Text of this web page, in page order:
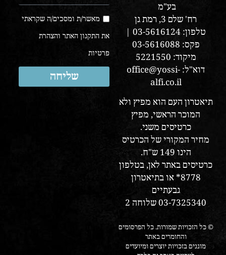
בע"מ
רח' שלם 3, רמת גן
טלפון: 03-5616124 |
פקס: 03-5616088
מיקוד: 5221550
דוא"ל: office@yossi-
alfi.co.il
תיאטרון העם הוא מפיץ ולא
המוכר הראשי, מפיץ
כרטיסים משני.
מחיר המקורי של הכרטיס
הינו 149 ש"ח.
כרטיסים באתר לאן, בטלפון
8778* או בתיאטרון
גבעתיים
03-7325340 שלוחה 2
© כל הזכויות שמורות. כל הפרסומים
והחומרים באתר
מוגנים בזכויות יוצרים ומיועדים
מאשר/ת ומסכים/ה שקראתי
את התקנון האתר והצהרת
פרטיות
שליחה